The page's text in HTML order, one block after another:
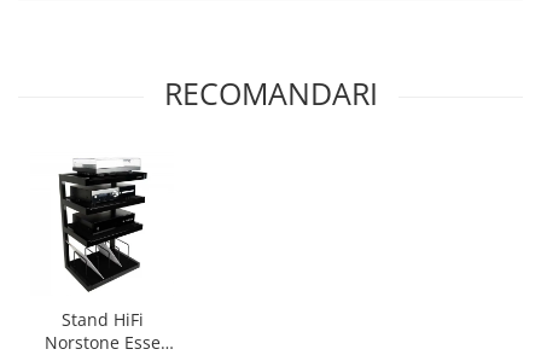
RECOMANDARI
Stand HiFi
Norstone Esse